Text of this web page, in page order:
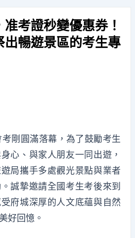
考證秒變優惠券！
出暢遊景區的考生專
剛圓滿落幕，為了鼓勵考生
心、與家人朋友一同出遊，
局攜手多處觀光景點與業者
誠摯邀請全國考生考後來到
府城深厚的人文底蘊與自然
好回憶。